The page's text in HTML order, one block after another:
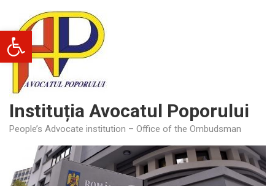
Deschide bara de unelte
content
Instituția Avocatul Poporului
People’s Advocate institution – Office of the Ombudsman